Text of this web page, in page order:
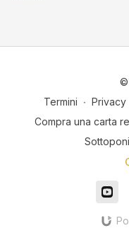
©
Termini ∙ Privacy
Compra una carta